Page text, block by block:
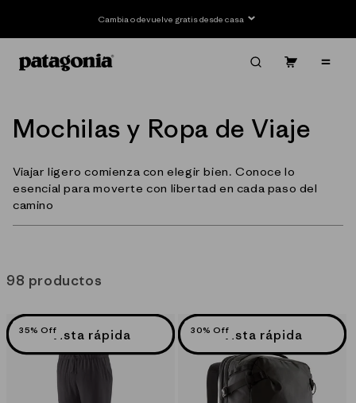
Cambia o devuelve gratis desde casa
Carrito
C
l
e
c
ó
n
Mochilas y Ropa de Viaje
Viajar ligero comienza con elegir bien. Conoce lo
esencial para moverte con libertad en cada paso del
camino
98 productos
35% OffVista rápida 30% OffVista rápida